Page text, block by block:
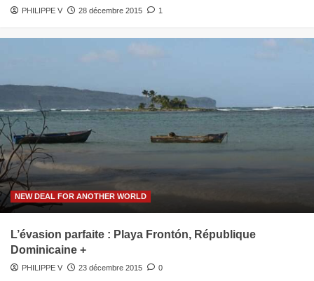
PHILIPPE V 28 décembre 2015 1
NEW DEAL FOR ANOTHER WORLD
L’évasion parfaite : Playa Frontón, République
Dominicaine +
PHILIPPE V 23 décembre 2015 0